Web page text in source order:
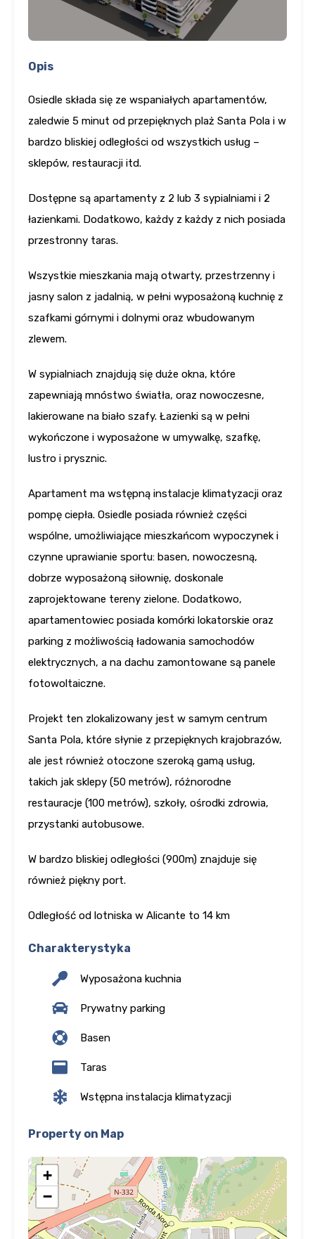
Opis
Osiedle składa się ze wspaniałych apartamentów,
zaledwie 5 minut od przepięknych plaż Santa Pola i w
bardzo bliskiej odległości od wszystkich usług –
sklepów, restauracji itd.
Dostępne są apartamenty z 2 lub 3 sypialniami i 2
łazienkami. Dodatkowo, każdy z każdy z nich posiada
przestronny taras.
Wszystkie mieszkania mają otwarty, przestrzenny i
jasny salon z jadalnią, w pełni wyposażoną kuchnię z
szafkami górnymi i dolnymi oraz wbudowanym
zlewem.
W sypialniach znajdują się duże okna, które
zapewniają mnóstwo światła, oraz nowoczesne,
lakierowane na biało szafy. Łazienki są w pełni
wykończone i wyposażone w umywalkę, szafkę,
lustro i prysznic.
Apartament ma wstępną instalacje klimatyzacji oraz
pompę ciepła. Osiedle posiada również części
wspólne, umożliwiające mieszkańcom wypoczynek i
czynne uprawianie sportu: basen, nowoczesną,
dobrze wyposażoną siłownię, doskonale
zaprojektowane tereny zielone. Dodatkowo,
apartamentowiec posiada komórki lokatorskie oraz
parking z możliwością ładowania samochodów
elektrycznych, a na dachu zamontowane są panele
fotowoltaiczne.
Projekt ten zlokalizowany jest w samym centrum
Santa Pola, które słynie z przepięknych krajobrazów,
ale jest również otoczone szeroką gamą usług,
takich jak sklepy (50 metrów), różnorodne
restauracje (100 metrów), szkoły, ośrodki zdrowia,
przystanki autobusowe.
W bardzo bliskiej odległości (900m) znajduje się
również piękny port.
Odległość od lotniska w Alicante to 14 km
Charakterystyka
Wyposażona kuchnia
Prywatny parking
Basen
Taras
Wstępna instalacja klimatyzacji
Property on Map
+
−